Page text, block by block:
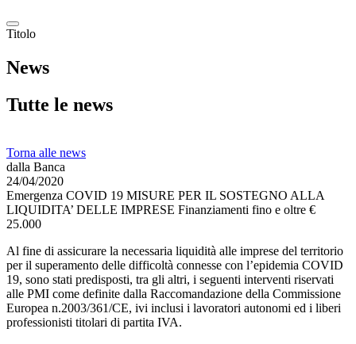
Titolo
News
Tutte le news
Torna alle news
dalla Banca
24/04/2020
Emergenza COVID 19 MISURE PER IL SOSTEGNO ALLA
LIQUIDITA’ DELLE IMPRESE Finanziamenti fino e oltre €
25.000
Al fine di assicurare la necessaria liquidità alle imprese del territorio
per il superamento delle difficoltà connesse con l’epidemia COVID
19, sono stati predisposti, tra gli altri, i seguenti interventi riservati
alle PMI come definite dalla Raccomandazione della Commissione
Europea n.2003/361/CE, ivi inclusi i lavoratori autonomi ed i liberi
professionisti titolari di partita IVA.